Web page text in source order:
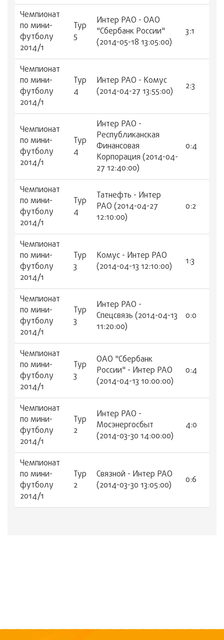
Чемпионат
по мини-
футболу
2014/1
Тур
5
Интер РАО - ОАО
"Сбербанк России"
(2014-05-18 13:05:00)
3:1
Чемпионат
по мини-
футболу
2014/1
Тур
4
Интер РАО - Комус
(2014-04-27 13:55:00)
2:3
Чемпионат
по мини-
футболу
2014/1
Тур
4
Интер РАО -
Республиканская
Финансовая
Корпорация (2014-04-
27 12:40:00)
0:4
Чемпионат
по мини-
футболу
2014/1
Тур
4
Татнефть - Интер
РАО (2014-04-27
12:10:00)
0:2
Чемпионат
по мини-
футболу
2014/1
Тур
3
Комус - Интер РАО
(2014-04-13 12:10:00)
1:3
Чемпионат
по мини-
футболу
2014/1
Тур
3
Интер РАО -
Спецсвязь (2014-04-13
11:20:00)
0:0
Чемпионат
по мини-
футболу
2014/1
Тур
3
ОАО "Сбербанк
России" - Интер РАО
(2014-04-13 10:00:00)
0:4
Чемпионат
по мини-
футболу
2014/1
Тур
2
Интер РАО -
Мосэнергосбыт
(2014-03-30 14:00:00)
4:0
Чемпионат
по мини-
футболу
2014/1
Тур
2
Связной - Интер РАО
(2014-03-30 13:05:00)
0:6